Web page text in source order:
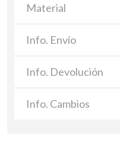
Material
Info. Envío
Info. Devolución
Info. Cambios